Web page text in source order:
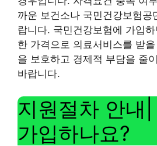
까운 보건소나 국민건강보험공
랍니다. 국민건강보험에 가입
한 가격으로 의료서비스를 받
을 보호하고 경제적 부담을 줄
바랍니다.
지원절차 안내|
가입하나요?